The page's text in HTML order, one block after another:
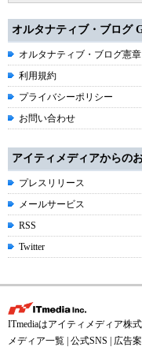
オルタナティブ・ブログ
オルタナティブ・ブログ憲章
利用規約
プライバシーポリシー
お問い合わせ
アイティメディアからの
プレスリリース
メールサービス
RSS
Twitter
ITmediaはアイティメディア株
メディア一覧 公式SNS 広告